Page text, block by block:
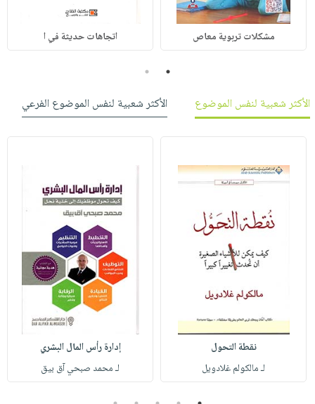
مشكلات تربوية معاص اتجاهات حديثة في ا
1
2
الأكثر شعبية لنفس الموضوع
الأكثر شعبية لنفس الموضوع الفرعي
نقطة التحول
لـ مالكولم غلادويل
إدارة رأس المال البشري
لـ محمد صبحي آق بيق